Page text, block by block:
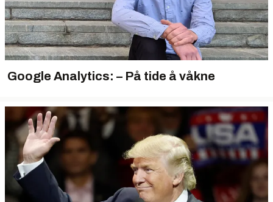
Google Analytics: – På tide å våkne